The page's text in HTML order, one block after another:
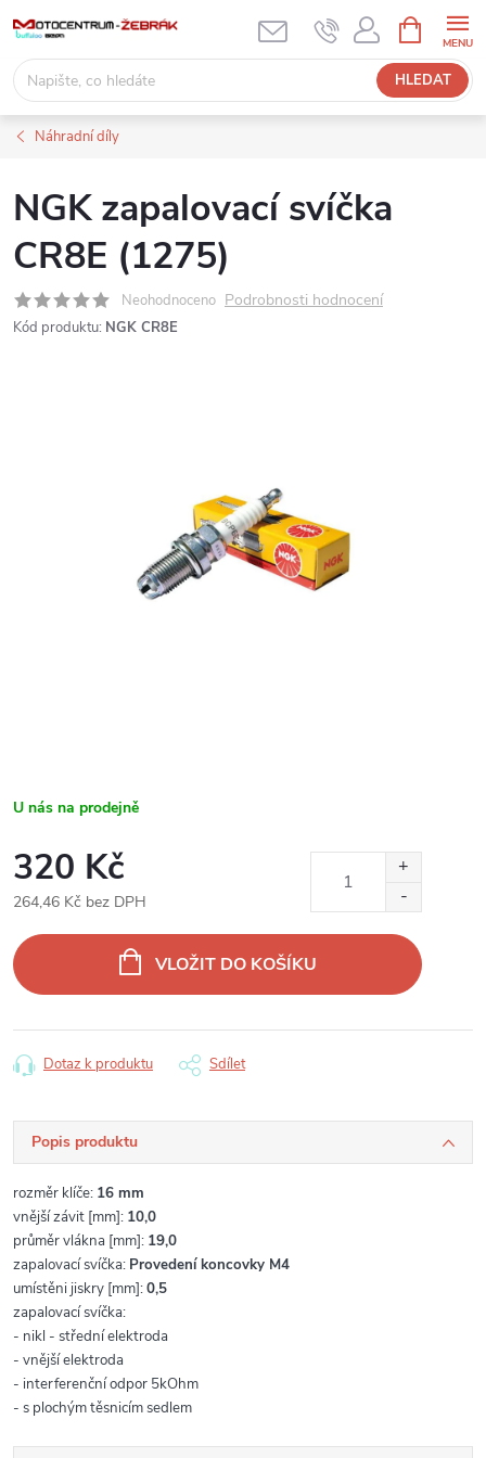
obsah
HLEDAT
NÁKUPNÍ
KOŠÍK
Náhradní díly
NGK zapalovací svíčka
CR8E (1275)
Neohodnoceno Podrobnosti hodnocení
Kód produktu: NGK CR8E
U nás na prodejně
320 Kč
264,46 Kč bez DPH
cena:
VLOŽIT DO KOŠÍKU
Dotaz k produktu Sdílet
Popis produktu
rozměr klíče: 16 mm
vnější závit [mm]: 10,0
průměr vlákna [mm]: 19,0
zapalovací svíčka: Provedení koncovky M4
umístěni jiskry [mm]:0,5
zapalovací svíčka:
- nikl - střední elektroda
- vnějšíelektroda
- interferenční odpor 5kOhm
- s plochým těsnicím sedlem